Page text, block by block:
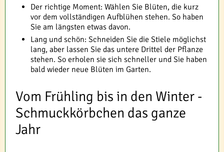
Der richtige Moment: Wählen Sie Blüten, die kurz
vor dem vollständigen Aufblühen stehen. So haben
Sie am längsten etwas davon.
Lang und schön: Schneiden Sie die Stiele möglichst
lang, aber lassen Sie das untere Drittel der Pflanze
stehen. So erholen sie sich schneller und Sie haben
bald wieder neue Blüten im Garten.
Vom Frühling bis in den Winter -
Schmuckkörbchen das ganze
Jahr